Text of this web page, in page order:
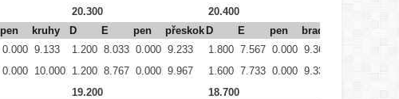
20.300 20.400
pen kruhy D E pen přeskok D E pen bradla
0.000 9.133 1.200 8.033 0.000 9.233 1.800 7.567 0.000 9.367
0.000 10.000 1.200 8.767 0.000 9.967 1.600 7.733 0.000 9.333
19.200 18.700